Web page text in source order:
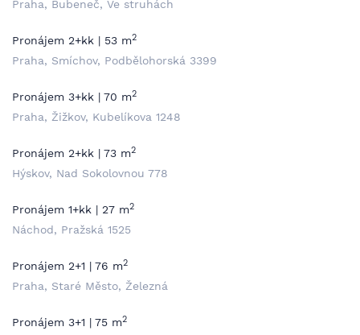
Praha, Bubeneč, Ve struhách
Pronájem 2+kk | 53 m2
Praha, Smíchov, Podbělohorská 3399
Pronájem 3+kk | 70 m2
Praha, Žižkov, Kubelíkova 1248
Pronájem 2+kk | 73 m2
Hýskov, Nad Sokolovnou 778
Pronájem 1+kk | 27 m2
Náchod, Pražská 1525
Pronájem 2+1 | 76 m2
Praha, Staré Město, Železná
Pronájem 3+1 | 75 m2